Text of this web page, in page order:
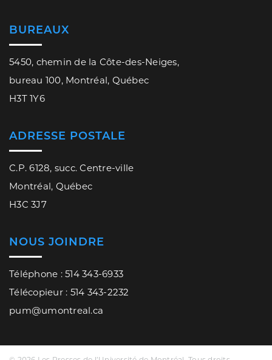
BUREAUX
5450, chemin de la Côte-des-Neiges,
bureau 100, Montréal, Québec
H3T 1Y6
ADRESSE POSTALE
C.P. 6128, succ. Centre-ville
Montréal, Québec
H3C 3J7
NOUS JOINDRE
Téléphone : 514 343-6933
Télécopieur : 514 343-2232
pum@umontreal.ca